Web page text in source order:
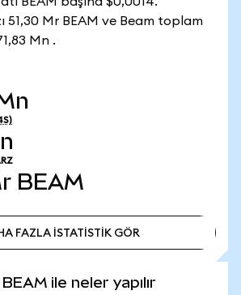
51,30 Mr BEAM ve Beam toplam
Mn .
BEAM
FAZLA İSTATİSTİK GÖR
ile neler yapılır